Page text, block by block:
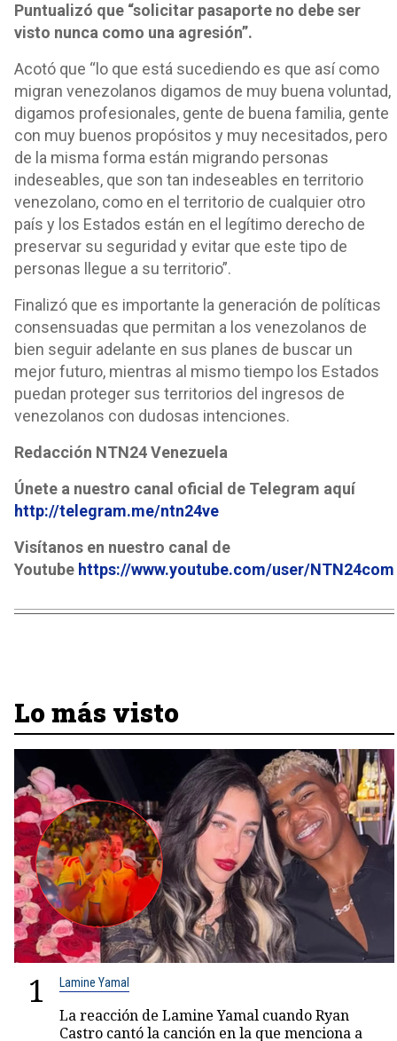
Puntualizó que “solicitar pasaporte no debe ser
visto nunca como una agresión”.
Acotó que “lo que está sucediendo es que así como
migran venezolanos digamos de muy buena voluntad,
digamos profesionales, gente de buena familia, gente
con muy buenos propósitos y muy necesitados, pero
de la misma forma están migrando personas
indeseables, que son tan indeseables en territorio
venezolano, como en el territorio de cualquier otro
país y los Estados están en el legítimo derecho de
preservar su seguridad y evitar que este tipo de
personas llegue a su territorio”.
Finalizó que es importante la generación de políticas
consensuadas que permitan a los venezolanos de
bien seguir adelante en sus planes de buscar un
mejor futuro, mientras al mismo tiempo los Estados
puedan proteger sus territorios del ingresos de
venezolanos con dudosas intenciones.
Redacción NTN24 Venezuela
Únete a nuestro canal oficial de Telegram aquí
http://telegram.me/ntn24ve
Visítanos en nuestro canal de
Youtube https://www.youtube.com/user/NTN24com
Lo más visto
1 Lamine Yamal
La reacción de Lamine Yamal cuando Ryan
Castro cantó la canción en la que menciona a